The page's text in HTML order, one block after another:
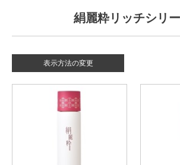
絹麗粋リッチシリ
表示方法の変更